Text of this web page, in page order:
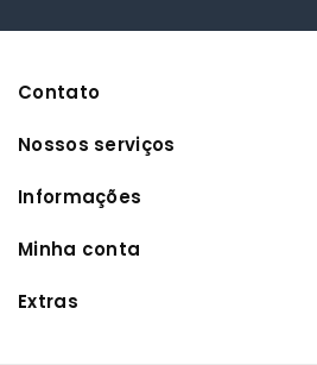
Contato
Nossos serviços
Informações
Minha conta
Extras